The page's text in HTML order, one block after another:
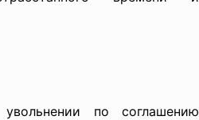
по соглашению